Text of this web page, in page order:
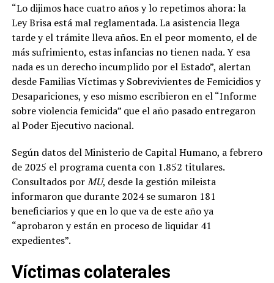
“Lo dijimos hace cuatro años y lo repetimos ahora: la
Ley Brisa está mal reglamentada. La asistencia llega
tarde y el trámite lleva años. En el peor momento, el de
más sufrimiento, estas infancias no tienen nada. Y esa
nada es un derecho incumplido por el Estado”, alertan
desde Familias Víctimas y Sobrevivientes de Femicidios y
Desapariciones, y eso mismo escribieron en el “Informe
sobre violencia femicida” que el año pasado entregaron
al Poder Ejecutivo nacional.
Según datos del Ministerio de Capital Humano, a febrero
de 2025 el programa cuenta con 1.852 titulares.
Consultados porMU, desde la gestión mileista
informaron que durante 2024 se sumaron 181
beneficiarios y que en lo que va de este año ya
“aprobaron y están en proceso de liquidar 41
expedientes”.
Víctimas colaterales